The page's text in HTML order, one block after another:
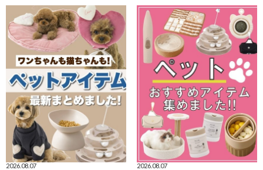
2026.08.07
2026.08.07